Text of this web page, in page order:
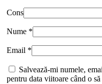
Cons
Nume *
Email *
Salvează-mi numele,
pentru data viitoare când o